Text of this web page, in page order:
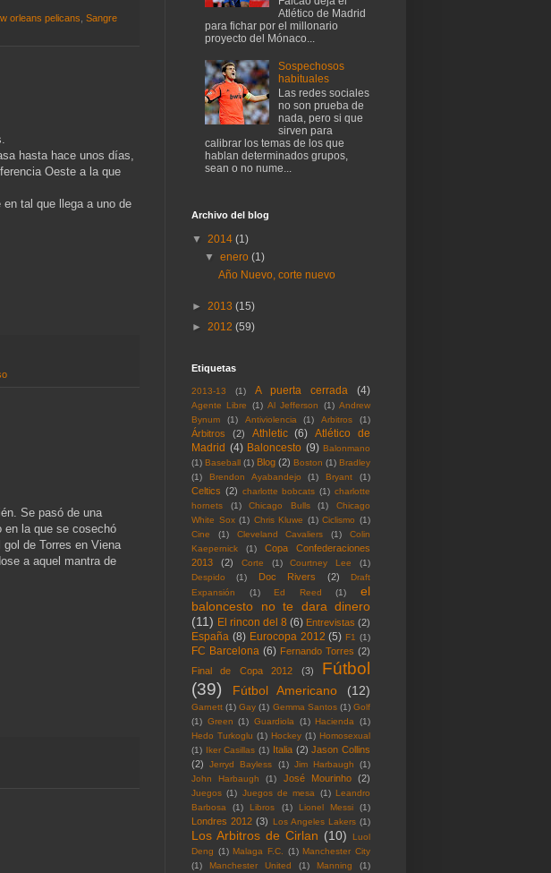
orleans pelicans Sangre
hasta hace unos días,
Oeste a la que
tal que llega a uno de
Se pasó de una
en la que se cosechó
de Torres en Viena
a aquel mantra de
Atlético de Madrid
para fichar por el millonario
proyecto del Mónaco...
Sospechosos
habituales
Las redes sociales
no son prueba de
nada, pero si que
sirven para
calibrar los temas de los que
hablan determinados grupos,
sean o no nume...
Archivo del blog
▼ 2014 (1)
▼enero(1)
Año Nuevo, corte nuevo
► 2013 (15)
► 2012 (59)
Etiquetas
2013-13 (1) A puerta cerrada (4)
Agente Libre (1) Al Jefferson (1) Andrew
Bynum
(1) Antiviolencia (1) Arbitros (1)
Árbitros (2) Athletic (6) Atlético de
Madrid (4) Baloncesto (9) Balonmano
(1) Baseball (1) Blog (2) Boston (1) Bradley
(1)
Brendon Ayabandejo (1) Bryant (1)
Celtics (2) charlotte bobcats (1) charlotte
hornets
(1) Chicago Bulls (1)
Chicago
White Sox (1) Chris Kluwe (1) Ciclismo (1)
Cine
(1) Cleveland Cavaliers (1)
Colin
Kaepernick
(1)
Copa Confederaciones
2013
(2) Corte (1) Courtney Lee
(1)
Despido
(1) Doc Rivers (2)
Draft
Expansión
(1) Ed Reed (1)
el
baloncesto no te dara dinero
(11) El rincon del 8 (6) Entrevistas (2)
España (8) Eurocopa 2012 (5) F1 (1)
FC Barcelona (6) Fernando Torres (2)
Final de Copa 2012
(3)
Fútbol
(39)
Fútbol Americano (12)
Garnett (1) Gay (1) Gemma Santos (1) Golf
(1) Green (1) Guardiola (1) Hacienda
(1)
Hedo Turkoglu (1) Hockey (1) Homosexual
(1) Iker Casillas (1) Italia (2) Jason Collins
(2)
Jerryd Bayless (1) Jim Harbaugh
(1)
John Harbaugh
(1) José Mourinho (2)
Juegos (1) Juegos de mesa (1) Leandro
Barbosa
(1) Libros (1) Lionel Messi (1)
Londres 2012 (3) Los Angeles Lakers (1)
Los Arbitros de Cirlan (10)
Luol
Deng (1) Malaga F.C. (1) Manchester City
(1)
Manchester United (1) Manning
(1)